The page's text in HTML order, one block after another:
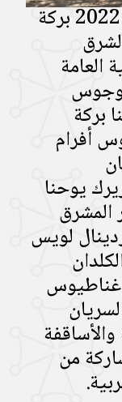
نال ديرنا العامر يوم 19 مايو 2022 بركة
العامة
بركة
أفرام
يوحنا
المشرق
لويس
إغناطيوس
من